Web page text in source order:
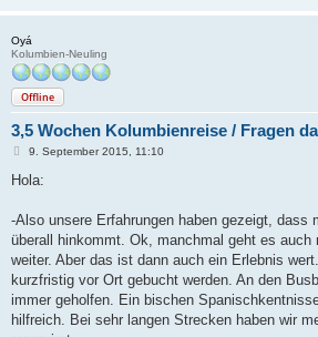
Oyá
Kolumbien-Neuling
Offline
3,5 Wochen Kolumbienreise / Fragen
B
i
a
9. September 2015, 11:10
Hola:
-Also unsere Erfahrungen haben gezeigt, dass
überall hinkommt. Ok, manchmal geht es auch
weiter. Aber das ist dann auch ein Erlebnis
kurzfristig vor Ort gebucht werden. An den
immer geholfen. Ein bischen
hilfreich. Bei sehr langen Strecken haben wir